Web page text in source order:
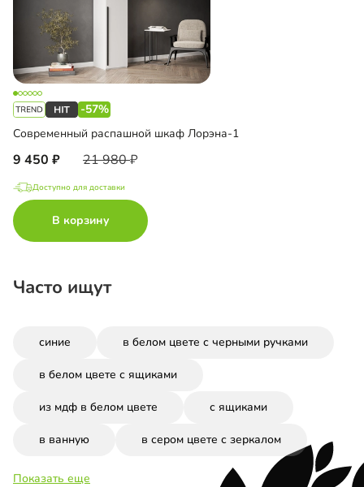
-57%
Современный распашной шкаф Лорэна-1
9 450 21 980
Доступно для доставки
В корзину
Часто ищут
синие в белом цвете с черными ручками
в белом цвете с ящиками
из мдф в белом цвете с ящиками
в ванную в сером цвете с зеркалом
Показать еще